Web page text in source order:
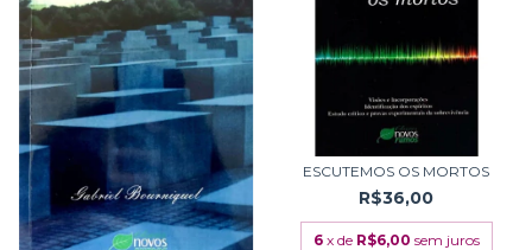
ESCUTEMOS OS MORTOS
R$36,00
6 x de R$6,00 sem juros